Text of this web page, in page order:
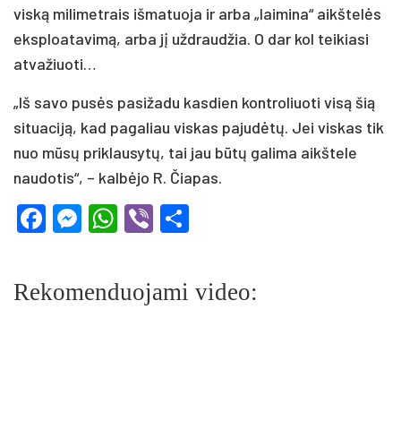
vis­ką mi­li­met­rais iš­ma­tuo­ja ir ar­ba „lai­mi­na“ aikš­te­lės
eksp­loa­ta­vi­mą, ar­ba jį už­drau­džia. O dar kol tei­kia­si
at­va­žiuo­ti…
„Iš sa­vo pu­sės pa­si­ža­du kas­dien kont­ro­liuo­ti vi­są šią
si­tua­ci­ją, kad pa­ga­liau vis­kas pa­ju­dė­tų. Jei vis­kas tik
nuo mū­sų pri­klau­sy­tų, tai jau bū­tų ga­li­ma aikš­te­le
nau­do­tis“, – kal­bė­jo R. Čia­pas.
Facebook
Messenger
WhatsApp
Viber
Rekomenduojami video: